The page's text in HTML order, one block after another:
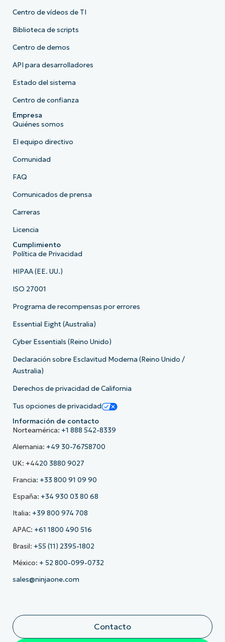
Centro de vídeos de TI
Biblioteca de scripts
Centro de demos
API para desarrolladores
Estado del sistema
Centro de confianza
Empresa
Quiénes somos
El equipo directivo
Comunidad
FAQ
Comunicados de prensa
Carreras
Licencia
Cumplimiento
Política de Privacidad
HIPAA (EE. UU.)
ISO 27001
Programa de recompensas por errores
Essential Eight (Australia)
Cyber Essentials (Reino Unido)
Declaración sobre Esclavitud Moderna (Reino Unido /
Australia)
Derechos de privacidad de California
Tus opciones de privacidad
Información de contacto
Norteamérica: +1 888 542-8339
Alemania: +49 30-76758700
UK: +4420 3880 9027
Francia: +33 800 91 09 90
España: +34 930 03 80 68
Italia: +39 800 974 708
APAC: +61 1800 490 516
Brasil: +55 (11) 2395-1802
México: + 52 800-099-0732
sales@ninjaone.com
Contacto